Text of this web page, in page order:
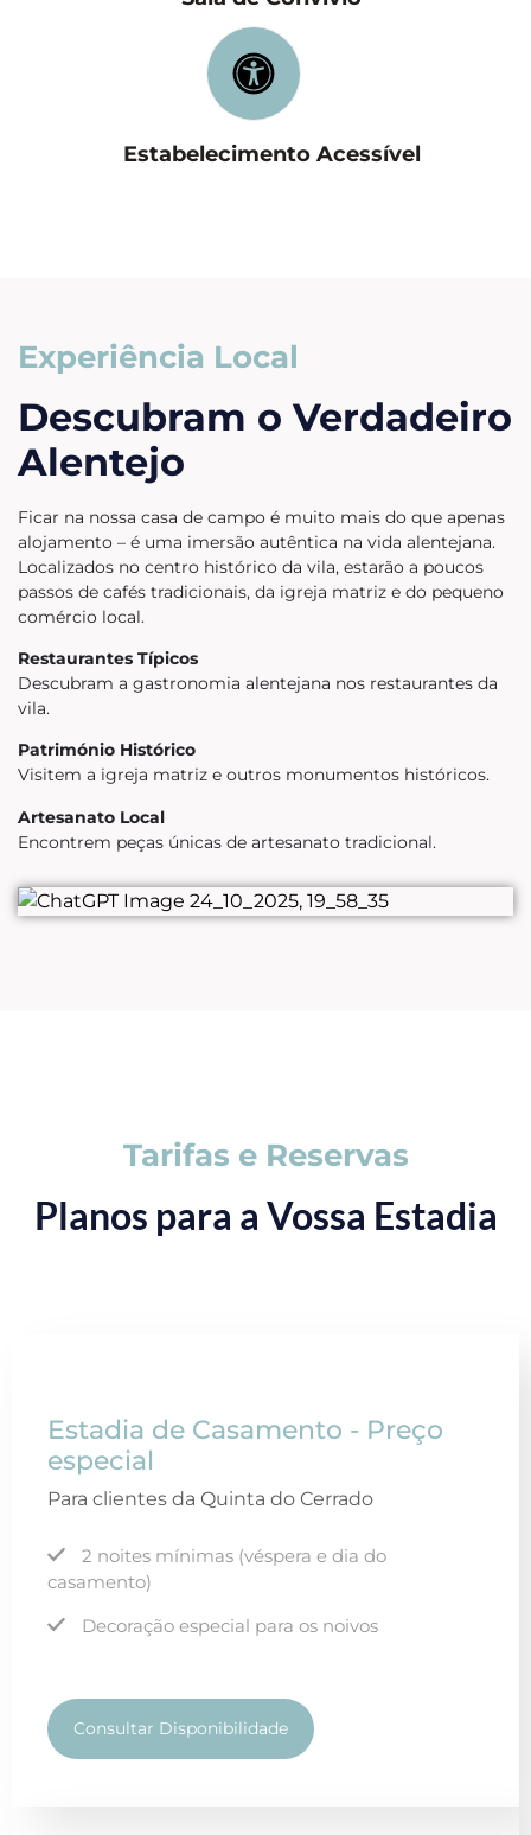
Estabelecimento Acessível
Experiência Local
Descubram o Verdadeiro
Alentejo
Ficar na nossa casa de campo é muito mais do que apenas
alojamento – é uma imersão autêntica na vida alentejana.
Localizados no centro histórico da vila, estarão a poucos
passos de cafés tradicionais, da igreja matriz e do pequeno
comércio local.
Restaurantes Típicos
Descubram a gastronomia alentejana nos restaurantes da
vila.
Património Histórico
Visitem a igreja matriz e outros monumentos históricos.
Artesanato Local
Encontrem peças únicas de artesanato tradicional.
Tarifas e Reservas
Planos para a Vossa Estadia
Estadia de Casamento - Preço
especial
Para clientes da Quinta do Cerrado
2 noites mínimas (véspera e dia do
casamento)
Decoração especial para os noivos
Consultar Disponibilidade